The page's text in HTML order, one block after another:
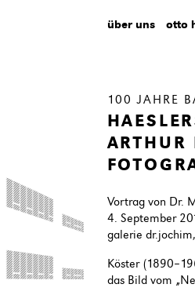
über uns otto
100 JAHRE
ARTHUR
Vortrag von Dr.
4. September
galerie
Köster
das Bild vom